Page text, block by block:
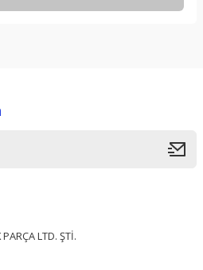
veya görüntülenemiyor.
LTD. ŞTİ.